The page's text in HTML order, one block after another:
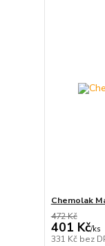
Chemolak
472 Kč
401 Kč/ks
331 Kč bez